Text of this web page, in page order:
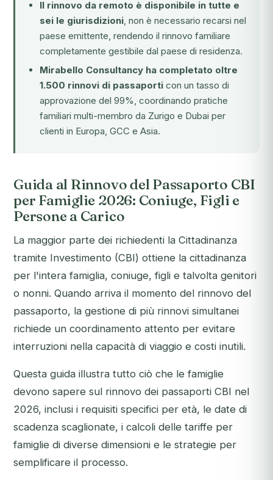
Il rinnovo da remoto è disponibile in tutte e
sei le giurisdizioni, non è necessario recarsi nel
paese emittente, rendendo il rinnovo familiare
completamente gestibile dal paese di residenza.
Mirabello Consultancy ha completato oltre
1.500 rinnovi di passaporti con un tasso di
approvazione del 99%, coordinando pratiche
familiari multi-membro da Zurigo e Dubai per
clienti in Europa, GCC e Asia.
Guida al Rinnovo del Passaporto CBI
per Famiglie 2026: Coniuge, Figli e
Persone a Carico
La maggior parte dei richiedenti la Cittadinanza
tramite Investimento (CBI) ottiene la cittadinanza
per l'intera famiglia, coniuge, figli e talvolta genitori
o nonni. Quando arriva il momento del rinnovo del
passaporto, la gestione di più rinnovi simultanei
richiede un coordinamento attento per evitare
interruzioni nella capacità di viaggio e costi inutili.
Questa guida illustra tutto ciò che le famiglie
devono sapere sul rinnovo dei passaporti CBI nel
2026, inclusi i requisiti specifici per età, le date di
scadenza scaglionate, i calcoli delle tariffe per
famiglie di diverse dimensioni e le strategie per
semplificare il processo.